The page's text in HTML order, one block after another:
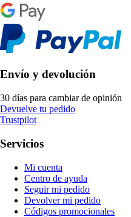
Envío y devolución
30 días para cambiar de opinión
Devuelve tu pedido
Trustpilot
Servicios
Mi cuenta
Centro de ayuda
Seguir mi pedido
Devolver mi pedido
Códigos promocionales